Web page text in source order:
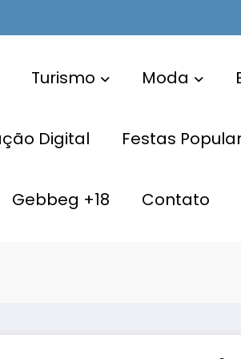
Turismo Moda
Digital Festas
Gebbeg +18 Contato